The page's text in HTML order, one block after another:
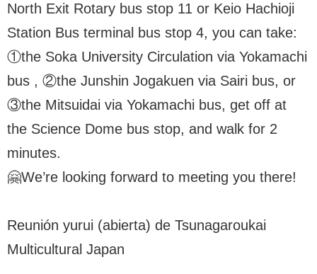
North Exit Rotary bus stop 11 or Keio Hachioji
Station Bus terminal bus stop 4, you can take:
①the Soka University Circulation via Yokamachi
bus , ②the Junshin Jogakuen via Sairi bus, or
③the Mitsuidai via Yokamachi bus, get off at
the Science Dome bus stop, and walk for 2
minutes.
🤗We’re looking forward to meeting you there!
Reunión yurui (abierta) de Tsunagaroukai
Multicultural Japan